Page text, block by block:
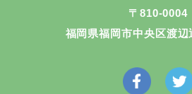
〒810-0004
福岡県福岡市中央区渡